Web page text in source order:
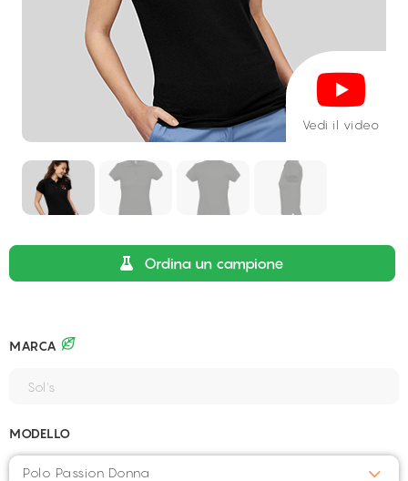
Vedi il video
Ordina un campione
MARCA
MODELLO
Polo Passion Donna